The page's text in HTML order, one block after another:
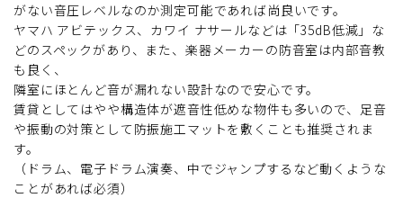
がない音圧レベルなのか測定可能であれば尚良いです。
ヤマハ アビテックス、カワイ ナサールなどは「35dB低減」な
どのスペックがあり、また、楽器メーカーの防音室は内部音教
も良く、
隣室にほとんど音が漏れない設計なので安心です。
賃貸としてはやや構造体が遮音性低めな物件も多いので、足音
や振動の対策として防振施工マットを敷くことも推奨されま
す。
（ドラム、電子ドラム演奏、中でジャンプするなど動くような
ことがあれば必須）